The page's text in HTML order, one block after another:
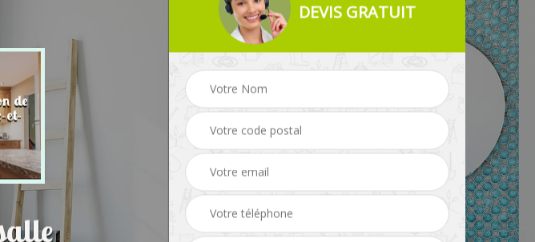
de
et- Plombier, travaux de Peintre, peinture
intérieure 77
Rénovation de maison
DEVIS GRATUIT